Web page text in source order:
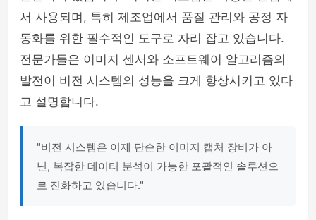
서 사용되며, 특히 제조업에서 품질 관리와 공정 자
동화를 위한 필수적인 도구로 자리 잡고 있습니다.
전문가들은 이미지 센서와 소프트웨어 알고리즘의
발전이 비전 시스템의 성능을 크게 향상시키고 있다
고 설명합니다.
"비전 시스템은 이제 단순한 이미지 캡처 장비가 아
닌, 복잡한 데이터 분석이 가능한 포괄적인 솔루션으
로 진화하고 있습니다."